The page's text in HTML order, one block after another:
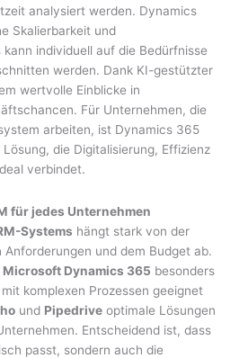
analysiert werden. Dynamics
Skalierbarkeit und
individuell auf die Bedürfnisse
werden. Dank KI-gestützter
wertvolle Einblicke in
Für Unternehmen, die
arbeiten, ist Dynamics 365
die Digitalisierung, Effizienz
verbindet.
für jedes Unternehmen
Systems hängt stark von der
und dem Budget ab.
Microsoft Dynamics 365 besonders
komplexen Prozessen geeignet
und Pipedrive optimale Lösungen
Entscheidend ist, dass
passt, sondern auch die